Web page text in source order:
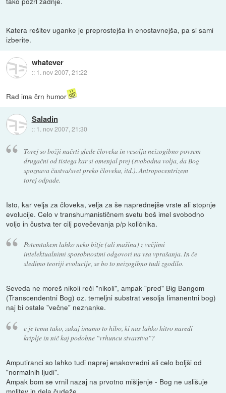
Katera rešitev uganke je preprostejša in enostavnejša, pa si sami
izberite.
whatever
:: 1. nov 2007, 21:22
Rad ima črn humor
Saladin
:: 1. nov 2007, 21:30
Torej so božji načrti glede človeka in vesolja neizogibno povsem
drugačni od tistega kar si omenjal prej (svobodna volja, da Bog
spoznava čustva/svet preko človeka, itd.). Antropocentrizem
torej odpade.
Isto, kar velja za človeka, velja za še naprednejše vrste ali stopnje
evolucije. Celo v transhumanističnem svetu boš imel svobodno
voljo in čustva ter cilj povečevanja p/p količnika.
Potemtakem lahko neko bitje (ali mašina) z večjimi
intelektualnimi sposobnostmi odgovori na vsa vprašanja. In če
sledimo teoriji evolucije, se bo to neizogibno tudi zgodilo.
Seveda ne moreš nikoli reči "nikoli", ampak "pred" Big Bangom
(Transcendentni Bog) oz. temeljni substrat vesolja Iimanentni bog)
naj bi ostale "večne" neznanke.
e je temu tako, zakaj imamo to hibo, ki nas lahko hitro naredi
kriplje in nič kaj podobne "vrhuncu stvarstva"?
Amputiranci so lahko tudi naprej enakovredni ali celo boljši od
"normalnih ljudi".
Ampak bom se vrnil nazaj na prvotno mišljenje - Bog ne uslišuje
molitev in dela čudeže.